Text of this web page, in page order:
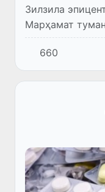
Зилзила
Марҳамат
660